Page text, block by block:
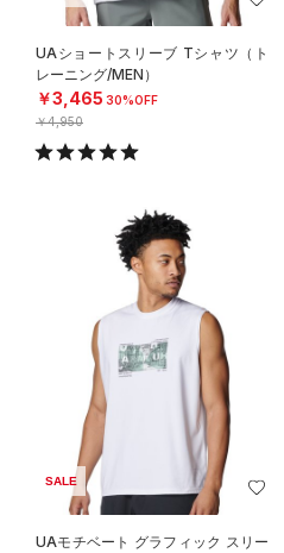
UAショートスリーブ Tシャツ（ト
レーニング/MEN）
￥3,465 30%OFF
￥4,950
SALE
UAモチベート グラフィック スリー